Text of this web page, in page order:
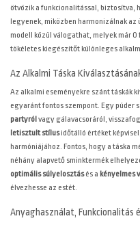
ötvözik a funkcionalitással, biztosítva,
legyenek, miközben harmonizálnak
modell közül válogathat, melyek már
tökéletes kiegészítőt különleges
Az Alkalmi Táska
Az alkalmi eseményekre szánt táskák
egyaránt fontos szempont. Egy púder
partyrólvagy gálavacsoráról,
letisztult stílusidőtálló értéket
harmóniájához. Fontos, hogy a táska
néhány alapvető sminktermék
optimális súlyelosztásés a kényelmes
élvezhesse az estét.
Anyaghasználat, Funkcionalitás